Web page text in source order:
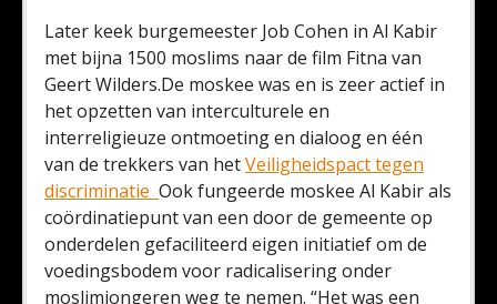
Later keek burgemeester Job Cohen in Al Kabir
met bijna 1500 moslims naar de film Fitna van
Geert Wilders.De moskee was en is zeer actief in
het opzetten van interculturele en
interreligieuze ontmoeting en dialoog en één
van de trekkers van hetVeiligheidspact tegen
discriminatie Ook fungeerde moskee Al Kabir als
coördinatiepunt van een door de gemeente op
onderdelen gefaciliteerd eigen initiatief om de
voedingsbodem voor radicalisering onder
moslimjongeren weg te nemen. “Het was een